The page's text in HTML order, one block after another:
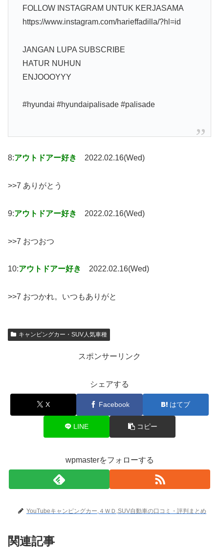
FOLLOW INSTAGRAM UNTUK KERJASAMA
https://www.instagram.com/harieffadilla/?hl=id
JANGAN LUPA SUBSCRIBE
HATUR NUHUN
ENJOOOYYY
#hyundai #hyundaipalisade #palisade
8:アウトドアー好き 2022.02.16(Wed)
>>7 ありがとう
9:アウトドアー好き 2022.02.16(Wed)
>>7 おつおつ
10:アウトドアー好き 2022.02.16(Wed)
>>7 おつかれ。いつもありがと
キャンピングカー・SUV人気車種
スポンサーリンク
シェアする
X Facebook はてブ
LINE コピー
wpmasterをフォローする
YouTubeキャンピングカー,４ＷＤ,SUV自動車の口コミ・評判まとめ
関連記事